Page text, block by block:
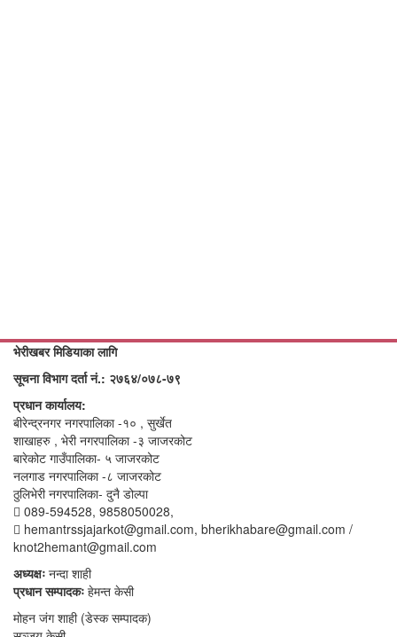
भेरीखबर मिडियाका लागि
सूचना विभाग दर्ता नं.: २७६४/०७८-७९
प्रधान कार्यालय:
बीरेन्द्रनगर नगरपालिका -१० , सुर्खेत
शाखाहरु , भेरी नगरपालिका -३ जाजरकोट
बारेकोट गाउँपालिका- ५ जाजरकोट
नलगाड नगरपालिका -८ जाजरकोट
ठुलिभेरी नगरपालिका- दुनै डोल्पा
089-594528, 9858050028,
hemantrssjajarkot@gmail.com, bherikhabare@gmail.com /
knot2hemant@gmail.com
अध्यक्षः नन्दा शाही
प्रधान सम्पादकः हेमन्त केसी
मोहन जंग शाही (डेस्क सम्पादक)